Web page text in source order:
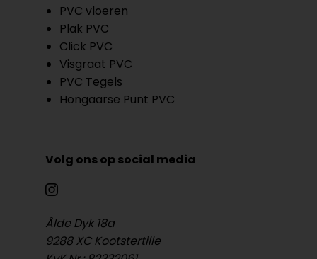
PVC vloeren
Plak PVC
Click PVC
Visgraat PVC
PVC Tegels
Hongaarse Punt PVC
Volg ons op social media
Âlde Dyk 18a
9288 XC Kootstertille